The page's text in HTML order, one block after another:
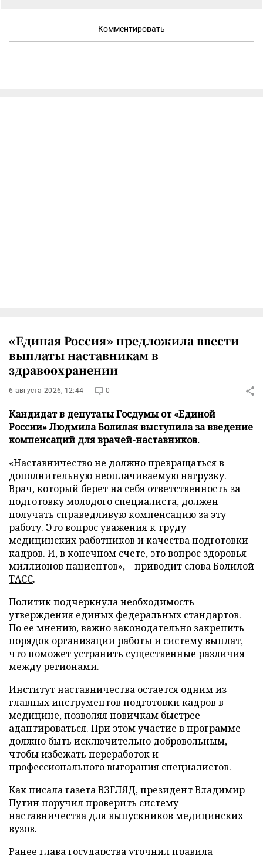
Комментировать
«Единая Россия» предложила ввести
выплаты наставникам в
здравоохранении
6 августа 2026, 12:44 0
Кандидат в депутаты Госдумы от «Единой
России» Людмила Болилая выступила за введение
компенсаций для врачей-наставников.
«Наставничество не должно превращаться в
дополнительную неоплачиваемую нагрузку.
Врач, который берет на себя ответственность за
подготовку молодого специалиста, должен
получать справедливую компенсацию за эту
работу. Это вопрос уважения к труду
медицинских работников и качества подготовки
кадров. И, в конечном счете, это вопрос здоровья
миллионов пациентов», – приводит слова Болилой
ТАСС.
Политик подчеркнула необходимость
утверждения единых федеральных стандартов.
По ее мнению, важно законодательно закрепить
порядок организации работы и систему выплат,
что поможет устранить существенные различия
между регионами.
Институт наставничества остается одним из
главных инструментов подготовки кадров в
медицине, позволяя новичкам быстрее
адаптироваться. При этом участие в программе
должно быть исключительно добровольным,
чтобы избежать переработок и
профессионального выгорания специалистов.
Как писала газета ВЗГЛЯД, президент Владимир
Путин поручилпроверить систему
наставничества для выпускников медицинских
вузов.
Ранее глава государствауточнилправила